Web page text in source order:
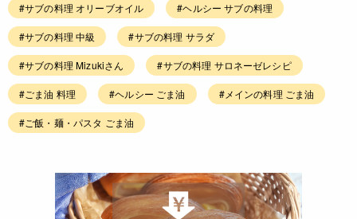
#サブの料理 オリーブオイル #ヘルシー サブの料理
#サブの料理 中級 #サブの料理 サラダ
#サブの料理 Mizukiさん #サブの料理 サロネーゼレシピ
#ごま油 料理 #ヘルシー ごま油 #メインの料理 ごま油
#ご飯・麺・パスタ ごま油